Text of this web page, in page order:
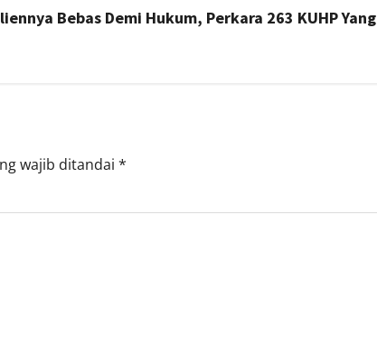
Bebas Demi Hukum, Perkara 263 KUHP Yang
wajib ditandai *